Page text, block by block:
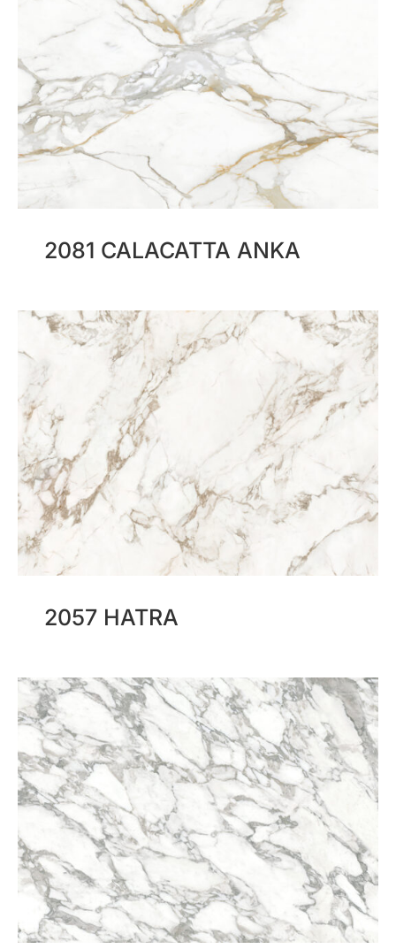
2081 CALACATTA ANKA
2057 HATRA